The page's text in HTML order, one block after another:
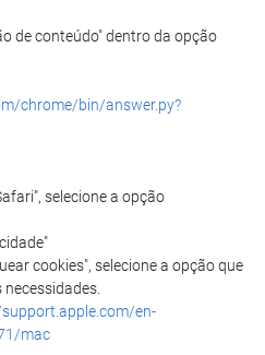
de conteúdo" dentro da opção
chrome/bin/answer.py?
selecione a opção
cookies", selecione a opção que
en-
mac